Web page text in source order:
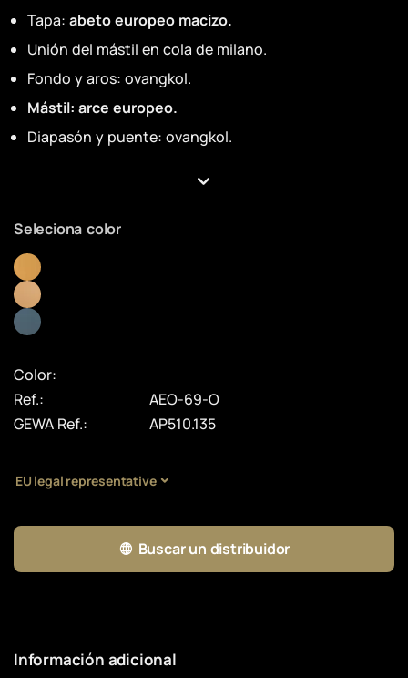
Tapa: abeto europeo macizo.
Unión del mástil en cola de milano.
Fondo y aros: ovangkol.
Mástil: arce europeo.
Diapasón y puente: ovangkol.
Seleciona color
Color:
Ref.:
AEO-69-O
GEWA Ref.:
AP510.135
EU legal representative
Buscar un distribuidor
Información adicional